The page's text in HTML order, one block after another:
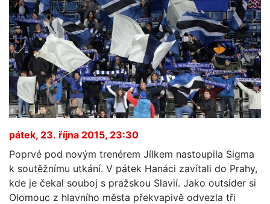
pátek, 23. října 2015, 23:30
Poprvé pod novým trenérem Jílkem nastoupila Sigma
k soutěžnímu utkání. V pátek Hanáci zavítali do Prahy,
kde je čekal souboj s pražskou Slavií. Jako outsider si
Olomouc z hlavního města překvapivě odvezla tři